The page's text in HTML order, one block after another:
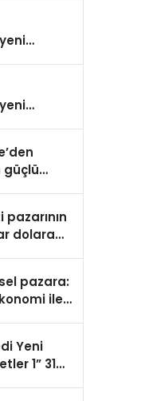
güçlü
dolara
pazara:
ile
Yeni
1” 31